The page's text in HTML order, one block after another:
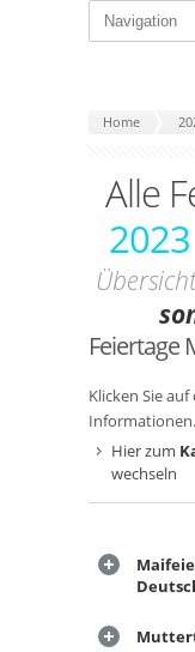
Home
Alle
2023
Feiertage
Klicken Sie
Informationen.
Hier zum
wechseln